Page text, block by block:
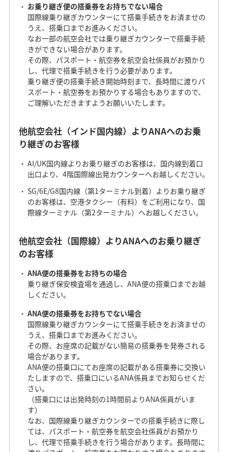
お乗り継ぎ便の搭乗券をお持ちでない場合
国際線乗り継ぎカウンターにて搭乗手続きをお済ませの
うえ、搭乗口までお進みください。
なお一部の航空会社では乗り継ぎカウンターで搭乗手続
きができない場合があります。
その際、パスポート・航空券を航空会社係員がお預かり
し、代理で搭乗手続きを行う必要があります。
乗り継ぎ便の搭乗手続き開始時刻まで、長時間に渡りパ
スポート・航空券をお預かりする場合もありますので、
ご理解いただきますようお願いいたします。
他航空会社（インド国内線）よりANAへのお乗
り継ぎのお客様
AI/UK国内線よりお乗り継ぎのお客様は、国内線到着口
出口より、4階国際線出発カウンターへお越しください。
SG/6E/G8国内線（第1ターミナル到着）よりお乗り継ぎ
のお客様は、空港タクシー（有料）をご利用になり、国
際線ターミナル（第2ターミナル）へお越しください。
他航空会社（国際線）よりANAへのお乗り継ぎ
のお客様
ANA便の搭乗券をお持ちの場合
乗り継ぎ保安検査場を通過し、ANA便の搭乗口までお越
しください。
ANA便の搭乗券をお持ちでない場合
国際線乗り継ぎカウンターにて搭乗手続きをお済ませの
うえ、搭乗口までお進みください。
その際、お座席の記載がない簡易の搭乗券を発券される
場合があります。
ANA便の搭乗口にてお座席の記載がある搭乗券に交換い
たしますので、搭乗口にいるANA係員までお知らせくだ
さい。
（搭乗口には出発時刻の1時間前よりANA係員がいま
す）
なお、国際線乗り継ぎカウンターでの搭乗手続きに際し
ては、パスポート・航空券を航空会社係員がお預かり
し、代理で搭乗手続きを行う場合があります。長時間に